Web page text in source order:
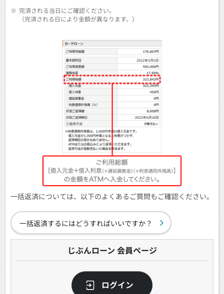
※ 完済される当日にご確認ください。
（完済される日により金額が異なります。）
一括返済については、以下のよくあるご質問もご確認ください。
一括返済するにはどうすればいいですか？
じぶんローン 会員ページ
ログイン